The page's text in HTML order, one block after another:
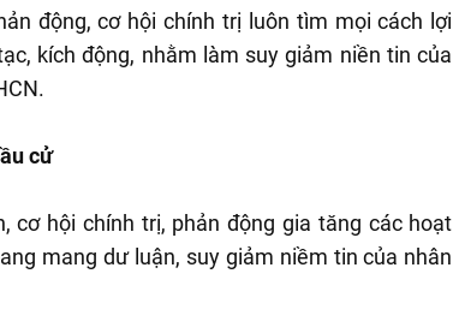
động, cơ hội chính trị luôn tìm mọi cách lợi
kích động, nhằm làm suy giảm niền tin của
cử
cơ hội chính trị, phản động gia tăng các hoạt
mang dư luận, suy giảm niềm tin của nhân